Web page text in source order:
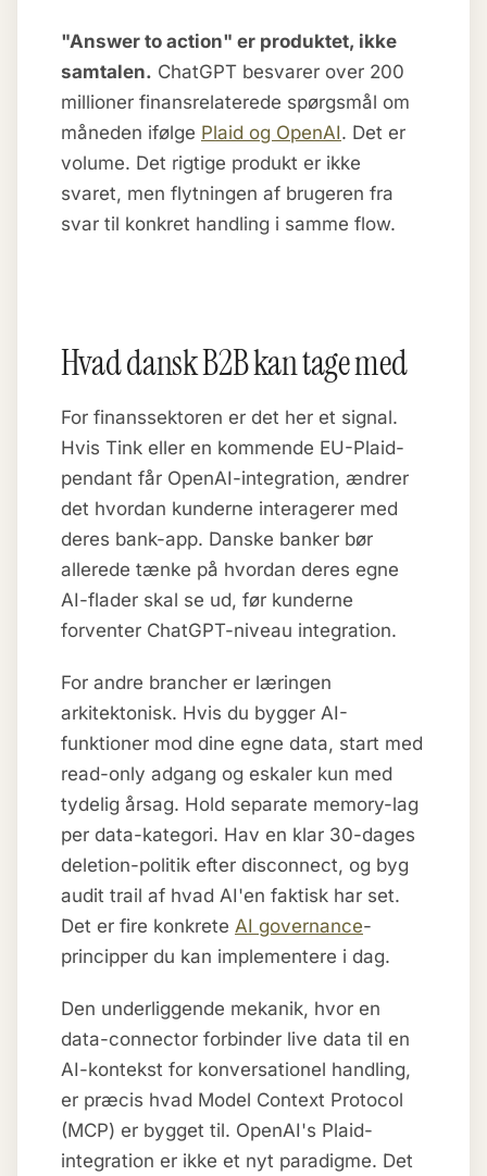
"Answer to action" er produktet, ikke
samtalen. ChatGPT besvarer over 200
millioner finansrelaterede spørgsmål om
måneden ifølge Plaid og OpenAI. Det er
volume. Det rigtige produkt er ikke
svaret, men flytningen af brugeren fra
svar til konkret handling i samme flow.
Hvad dansk B2B kan tage med
For finanssektoren er det her et signal.
Hvis Tink eller en kommende EU-Plaid-
pendant får OpenAI-integration, ændrer
det hvordan kunderne interagerer med
deres bank-app. Danske banker bør
allerede tænke på hvordan deres egne
AI-flader skal se ud, før kunderne
forventer ChatGPT-niveau integration.
For andre brancher er læringen
arkitektonisk. Hvis du bygger AI-
funktioner mod dine egne data, start med
read-only adgang og eskaler kun med
tydelig årsag. Hold separate memory-lag
per data-kategori. Hav en klar 30-dages
deletion-politik efter disconnect, og byg
audit trail af hvad AI'en faktisk har set.
Det er fire konkrete AI governance-
principper du kan implementere i dag.
Den underliggende mekanik, hvor en
data-connector forbinder live data til en
AI-kontekst for konversationel handling,
er præcis hvad Model Context Protocol
(MCP) er bygget til. OpenAI's Plaid-
integration er ikke et nyt paradigme. Det